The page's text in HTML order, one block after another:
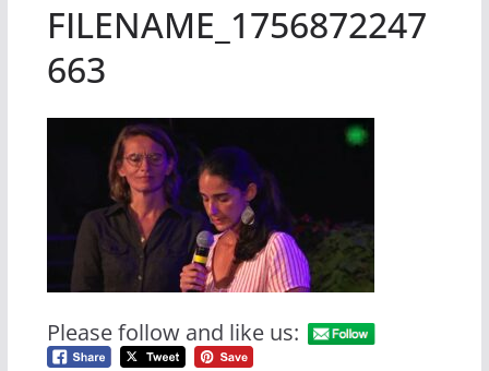
FILENAME_1756872247
663
Please follow and like us: